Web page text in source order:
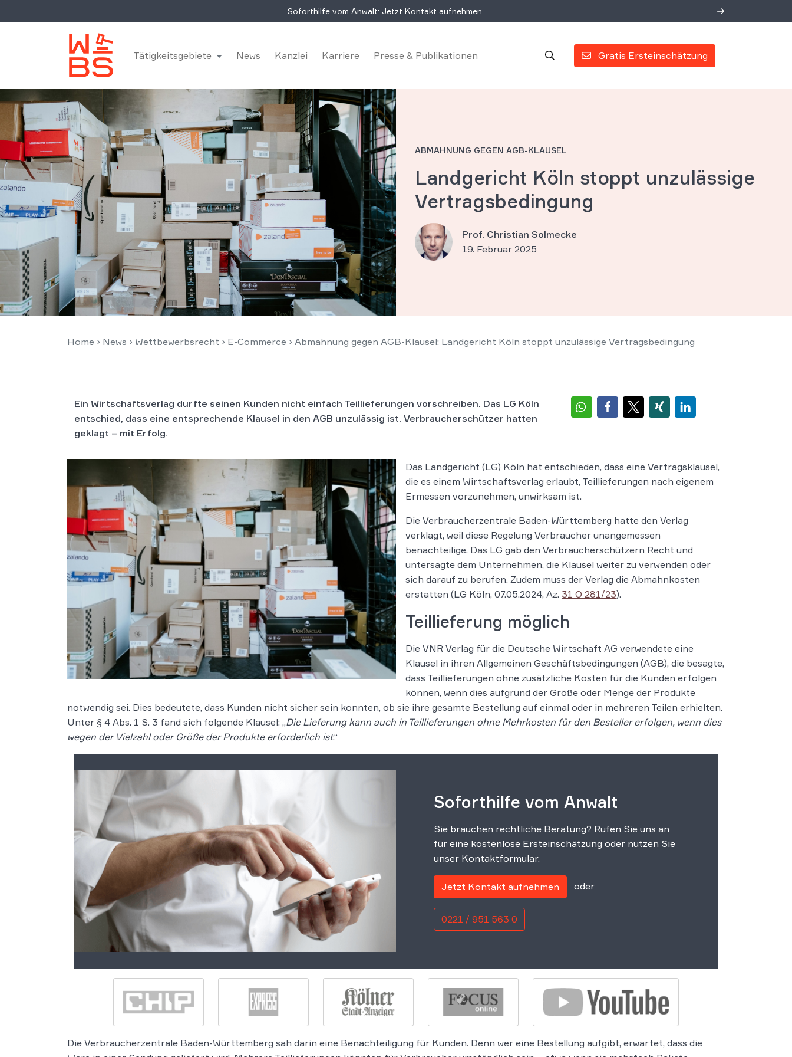
Soforthilfe vom Anwalt: Jetzt Kontakt aufnehmen
Gratis Ersteinschätzung
Tätigkeitsgebiete News Kanzlei Karriere Presse & Publikationen
ABMAHNUNG GEGEN AGB-KLAUSEL
Landgericht Köln stoppt unzulässige
Vertragsbedingung
Prof. Christian Solmecke
19. Februar 2025
Home › News › Wettbewerbsrecht › E-Commerce › Abmahnung gegen AGB-Klausel: Landgericht Köln stoppt unzulässige Vertragsbedingung
Ein Wirtschaftsverlag durfte seinen Kunden nicht einfach Teillieferungen vorschreiben. Das LG Köln
entschied, dass eine entsprechende Klausel in den AGB unzulässig ist. Verbraucherschützer hatten
geklagt – mit Erfolg.
Das Landgericht (LG) Köln hat entschieden, dass eine Vertragsklausel,
die es einem Wirtschaftsverlag erlaubt, Teillieferungen nach eigenem
Ermessen vorzunehmen, unwirksam ist.
Die Verbraucherzentrale Baden-Württemberg hatte den Verlag
verklagt, weil diese Regelung Verbraucher unangemessen
benachteilige. Das LG gab den Verbraucherschützern Recht und
untersagte dem Unternehmen, die Klausel weiter zu verwenden oder
sich darauf zu berufen. Zudem muss der Verlag die Abmahnkosten
erstatten (LG Köln, 07.05.2024, Az. 31 O 281/23).
Teillieferung möglich
Die VNR Verlag für die Deutsche Wirtschaft AG verwendete eine
Klausel in ihren Allgemeinen Geschäftsbedingungen (AGB), die besagte,
dass Teillieferungen ohne zusätzliche Kosten für die Kunden erfolgen
können, wenn dies aufgrund der Größe oder Menge der Produkte
notwendig sei. Dies bedeutete, dass Kunden nicht sicher sein konnten, ob sie ihre gesamte Bestellung auf einmal oder in mehreren Teilen erhielten.
Unter § 4 Abs. 1 S. 3 fand sich folgende Klausel: „Die Lieferung kann auch in Teillieferungen ohne Mehrkosten für den Besteller erfolgen, wenn dies
wegen der Vielzahl oder Größe der Produkte erforderlich ist.“
Soforthilfe vom Anwalt
Sie brauchen rechtliche Beratung? Rufen Sie uns an
für eine kostenlose Ersteinschätzung oder nutzen Sie
unser Kontaktformular.
Jetzt Kontakt aufnehmen oder
0221 / 951 563 0
Die Verbraucherzentrale Baden-Württemberg sah darin eine Benachteiligung für Kunden. Denn wer eine Bestellung aufgibt, erwartet, dass die